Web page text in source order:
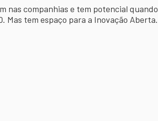
nas companhias e tem potencial quando
tem espaço para a Inovação Aberta